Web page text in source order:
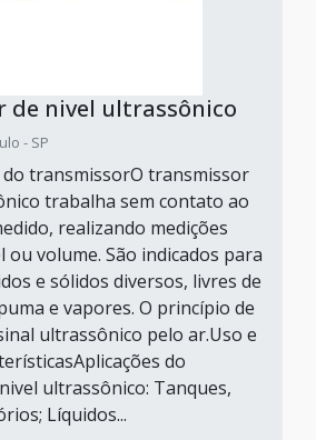
de nivel ultrassônico
- SP
transmissorO transmissor
trabalha sem contato ao
realizando medições
ou volume. São indicados para
e sólidos diversos, livres de
e vapores. O princípio de
ultrassônico pelo ar.Uso e
do
ultrassônico: Tanques,
Líquidos...